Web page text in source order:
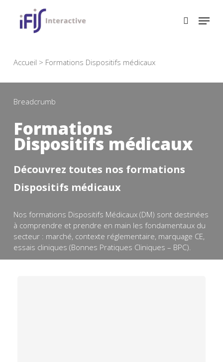
Accueil > Formations Dispositifs médicaux
Breadcrumb
Formations
Dispositifs médicaux
Découvrez toutes nos formations
Dispositifs médicaux
Nos formations Dispositifs Médicaux (DM) sont destinées
à comprendre et prendre en main les fondamentaux du
secteur : marché, contexte réglementaire, marquage CE,
essais cliniques (Bonnes Pratiques Cliniques – BPC).